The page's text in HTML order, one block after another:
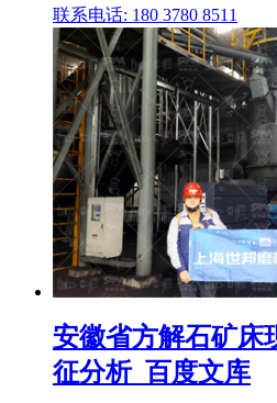
联系电话: 180 3780 8511
安徽省方解石矿床
征分析_百度文库